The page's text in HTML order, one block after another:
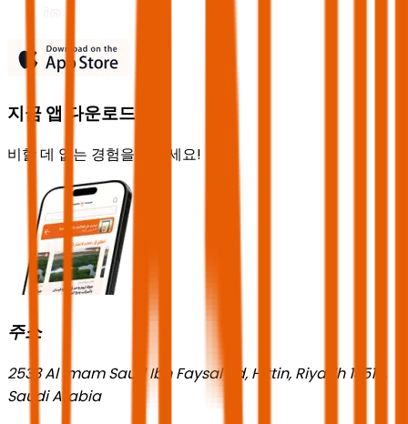
지금 앱 다운로드
비할 데 없는 경험을 즐기세요!
주소
2533 Al Imam Saud Ibn Faysal Rd, Hittin, Riyadh 13518,
Saudi Arabia